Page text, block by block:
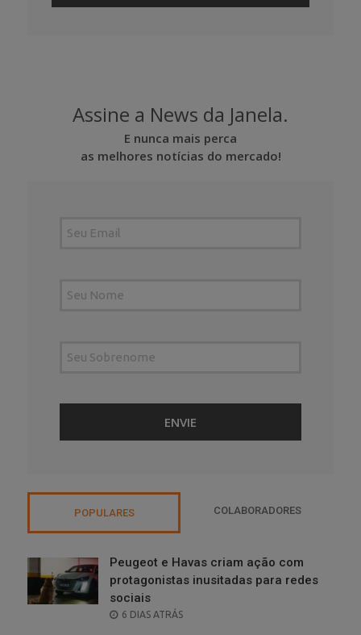
Assine a News da Janela.
E nunca mais perca
as melhores notícias do mercado!
POPULARES COLABORADORES
Peugeot e Havas criam ação com
protagonistas inusitadas para redes
sociais
POSTED
6 DIAS ATRÁS